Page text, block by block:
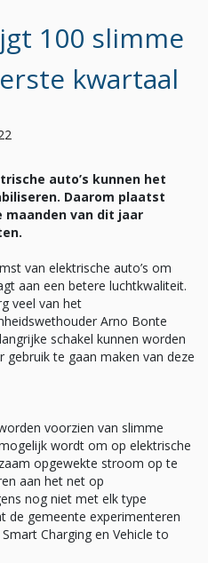
100 slimme
kwartaal
auto’s kunnen het
Daarom plaatst
maanden van dit jaar
van elektrische auto’s om
aan een betere luchtkwaliteit.
veel van het
Arno Bonte
schakel kunnen worden
te gaan maken van deze
voorzien van slimme
wordt om op elektrische
opgewekte stroom op te
aan het net op
nog niet met elk type
de gemeente experimenteren
Charging en Vehicle to